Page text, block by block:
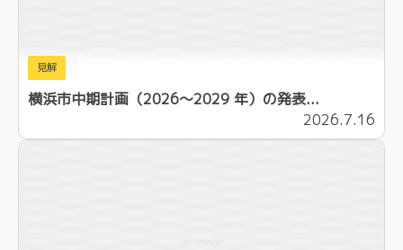
見解
横浜市中期計画（2026～2029 年）の発表...
2026.7.16